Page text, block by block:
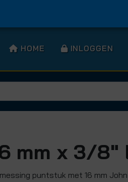
HOME INLOGGEN
mm x 3/8"
puntstuk met 16 mm